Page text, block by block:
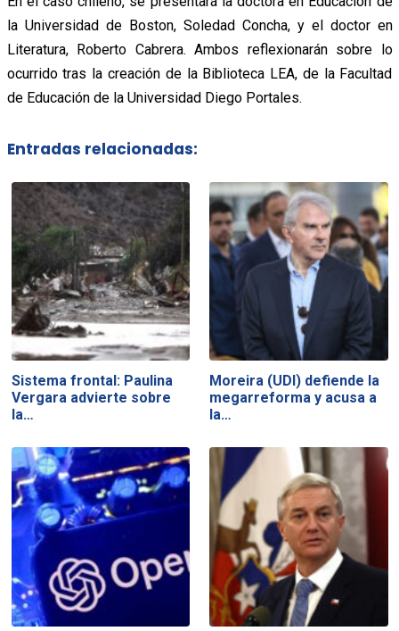
la Universidad de Boston, Soledad Concha, y el doctor en
Literatura, Roberto Cabrera. Ambos reflexionarán sobre lo
ocurrido tras la creación de la Biblioteca LEA, de la Facultad
de Educación de la Universidad Diego Portales.
Entradas relacionadas:
Sistema frontal: Paulina
Vergara advierte sobre
la…
Moreira (UDI) defiende la
megarreforma y acusa a
la…